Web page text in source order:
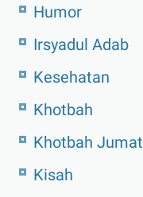
Humor
Irsyadul Adab
Kesehatan
Khotbah
Khotbah Jumat
Kisah